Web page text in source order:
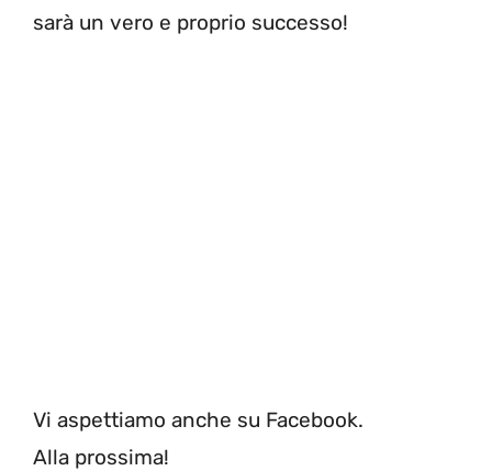
sarà un vero e proprio successo!
Vi aspettiamo anche su Facebook.
Alla prossima!